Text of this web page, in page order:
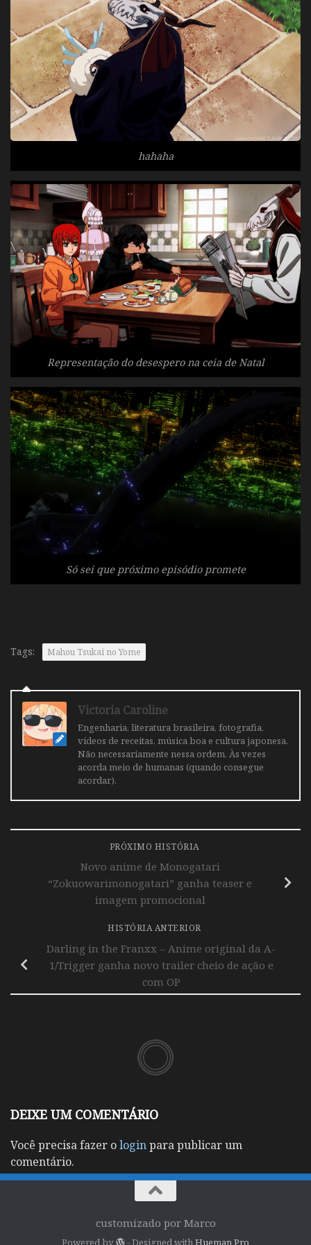
hahaha
Representação do desespero na ceia de Natal
Só sei que próximo episódio promete
Tags: Mahou Tsukai no Yome
Victoria Caroline
Engenharia, literatura brasileira, fotografia,
vídeos de receitas, música boa e cultura japonesa.
Não necessariamente nessa ordem. Às vezes
acorda meio de humanas (quando consegue
acordar).
PRÓXIMO HISTÓRIA
Novo anime de Monogatari
“Zokuowarimonogatari” ganha teaser e
imagem promocional
HISTÓRIA ANTERIOR
Darling in the Franxx – Anime original da A-
1/Trigger ganha novo trailer cheio de ação e
com OP
DEIXE UM COMENTÁRIO
Você precisa fazer ologinpara publicar um
comentário.
customizado por Marco